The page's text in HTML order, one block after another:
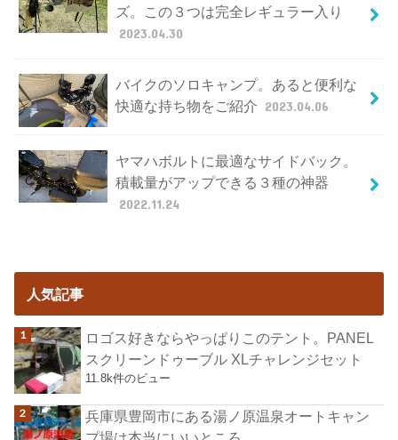
ズ。この３つは完全レギュラー入り
2023.04.30
バイクのソロキャンプ。あると便利な
快適な持ち物をご紹介 2023.04.06
ヤマハボルトに最適なサイドバック。
積載量がアップできる３種の神器
2022.11.24
人気記事
ロゴス好きならやっぱりこのテント。PANEL
スクリーンドゥーブル XLチャレンジセット
11.8k件のビュー
兵庫県豊岡市にある湯ノ原温泉オートキャン